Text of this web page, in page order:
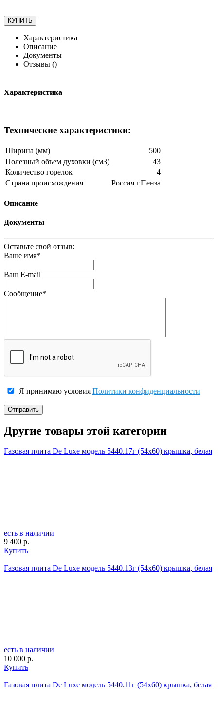
Характеристика
Описание
Документы
Отзывы ()
Характеристика
Технические характеристики:
Ширина (мм)
500
Полезный объем духовки (см3)
43
Количество горелок
4
Страна происхождения
Россия г.Пенза
Описание
Документы
Оставьте свой отзыв:
Ваше имя*
Ваш E-mail
Сообщение*
Я принимаю условия Политики конфиденциальности
Другие товары этой категории
Газовая плита De Luxe модель 5440.17г (54х60) крышка, белая
есть в наличии
9 400 р.
Купить
Газовая плита De Luxe модель 5440.13г (54х60) крышка, белая
есть в наличии
10 000 р.
Купить
Газовая плита De Luxe модель 5440.11г (54х60) крышка, белая